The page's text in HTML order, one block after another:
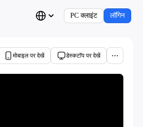
PC क्लाइंट लॉगिन
मोबाइल पर देखें डेस्कटॉप पर देखें